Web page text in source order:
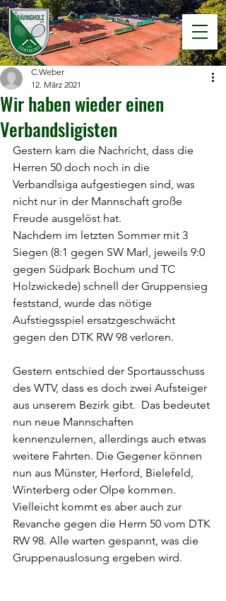
Wir haben wieder einen
Verbandsligisten
C.Weber
12. März 2021
Gestern kam die Nachricht, dass die
Herren 50 doch noch in die
Verbandlsiga aufgestiegen sind, was
nicht nur in der Mannschaft große
Freude ausgelöst hat.
Nachdem im letzten Sommer mit 3
Siegen (8:1 gegen SW Marl, jeweils 9:0
gegen Südpark Bochum und TC
Holzwickede) schnell der Gruppensieg
feststand, wurde das nötige
Aufstiegsspiel ersatzgeschwächt
gegen den DTK RW 98 verloren.
Gestern entschied der Sportausschuss
des WTV, dass es doch zwei Aufsteiger
aus unserem Bezirk gibt.  Das bedeutet
nun neue Mannschaften
kennenzulernen, allerdings auch etwas
weitere Fahrten. Die Gegener können
nun aus Münster, Herford, Bielefeld,
Winterberg oder Olpe kommen.
Vielleicht kommt es aber auch zur
Revanche gegen die Herrn 50 vom DTK
RW 98. Alle warten gespannt, was die
Gruppenauslosung ergeben wird.